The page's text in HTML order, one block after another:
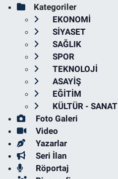
Kategoriler
EKONOMİ
SİYASET
SAĞLIK
SPOR
TEKNOLOJİ
ASAYİŞ
EĞİTİM
KÜLTÜR - SANAT
Foto Galeri
Video
Yazarlar
Seri İlan
Röportaj